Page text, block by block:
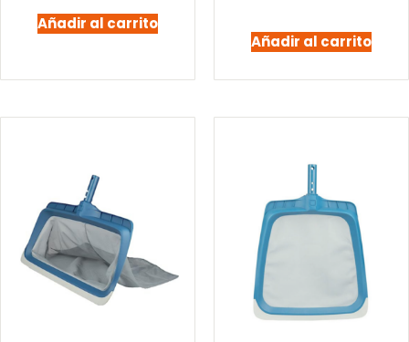
Añadir al carrito
Añadir al carrito